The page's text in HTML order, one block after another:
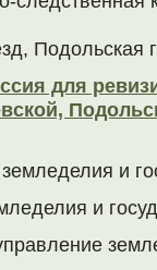
Подольская
для
и
и